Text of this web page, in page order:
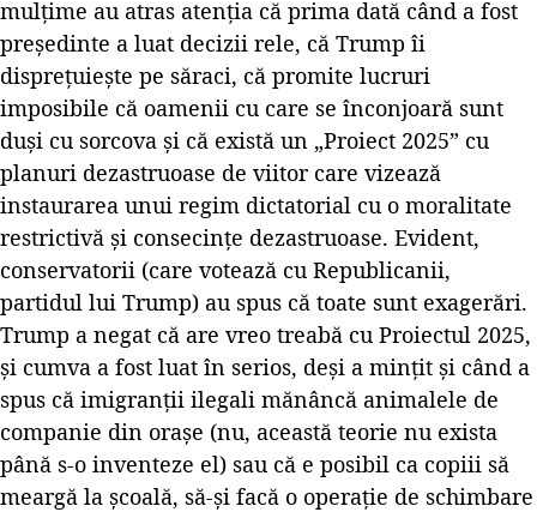
mulțime au atras atenția că prima dată când a fost
președinte a luat decizii rele, că Trump îi
disprețuiește pe săraci, că promite lucruri
imposibile că oamenii cu care se înconjoară sunt
duși cu sorcova și că există un „Proiect 2025” cu
planuri dezastruoase de viitor care vizează
instaurarea unui regim dictatorial cu o moralitate
restrictivă și consecințe dezastruoase. Evident,
conservatorii (care votează cu Republicanii,
partidul lui Trump) au spus că toate sunt exagerări.
Trump a negat că are vreo treabă cu Proiectul 2025,
și cumva a fost luat în serios, deși a mințit și când a
spus că imigranții ilegali mănâncă animalele de
companie din orașe (nu, această teorie nu exista
până s-o inventeze el) sau că e posibil ca copiii să
meargă la școală, să-și facă o operație de schimbare